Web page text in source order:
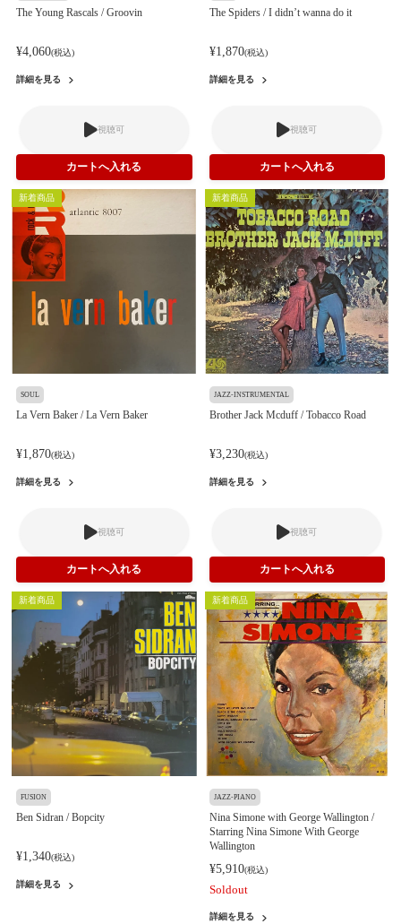
The Young Rascals / Groovin
¥4,060(税込)
詳細を見る
視聴可
The Spiders / I didn’t wanna do it
¥1,870(税込)
詳細を見る
視聴可
新着商品
SOUL
La Vern Baker / La Vern Baker
¥1,870(税込)
詳細を見る
視聴可
新着商品
JAZZ-INSTRUMENTAL
Brother Jack Mcduff / Tobacco Road
¥3,230(税込)
詳細を見る
視聴可
新着商品
FUSION
Ben Sidran / Bopcity
¥1,340(税込)
詳細を見る
新着商品
JAZZ-PIANO
Nina Simone with George Wallington /
Starring Nina Simone With George
Wallington
¥5,910(税込)
Soldout
詳細を見る